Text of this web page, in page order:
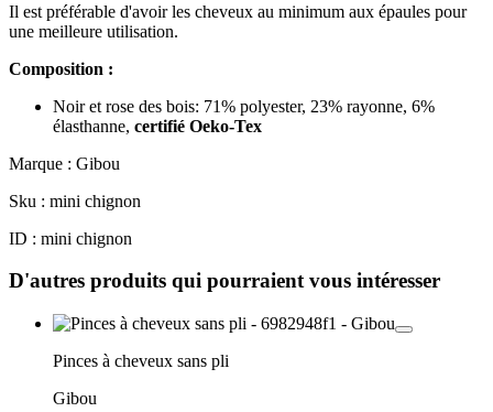
Il est préférable d'avoir les cheveux au minimum aux épaules pour
une meilleure utilisation.
Composition :
Noir et rose des bois: 71% polyester, 23% rayonne, 6%
élasthanne, certifié Oeko-Tex
Marque : Gibou
Sku : mini chignon
ID : mini chignon
D'autres produits qui pourraient vous intéresser
Pinces à cheveux sans pli
Gibou